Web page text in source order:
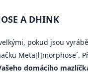
A DHINK
pokud jsou
Meta[l]morphose´.
domácího